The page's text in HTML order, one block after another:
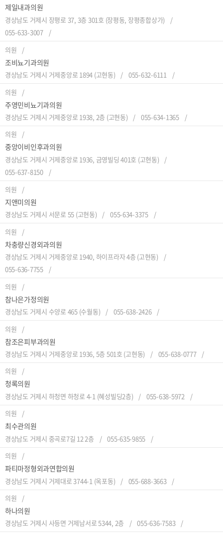
제일내과의원
경상남도 거제시 장평로 37, 3층 301호 (장평동, 장평종합상가)
055-633-3007
의원
조비뇨기과의원
경상남도 거제시 거제중앙로 1894 (고현동)
055-632-6111
의원
주영민비뇨기과의원
경상남도 거제시 거제중앙로 1938, 2층 (고현동)
055-634-1365
의원
중앙이비인후과의원
경상남도 거제시 거제중앙로 1936, 금영빌딩 401호 (고현동)
055-637-8150
의원
지앤미의원
경상남도 거제시 서문로 55 (고현동)
055-634-3375
의원
차충량신경외과의원
경상남도 거제시 거제중앙로 1940, 하이프라자 4층 (고현동)
055-636-7755
의원
참나은가정의원
경상남도 거제시 수양로 465 (수월동)
055-638-2426
의원
참조은피부과의원
경상남도 거제시 거제중앙로 1936, 5층 501호 (고현동)
055-638-0777
의원
청록의원
경상남도 거제시 하청면 하청로 4-1 (혜성빌딩2층)
055-638-5972
의원
최수관의원
경상남도 거제시 중곡로7길 12 2층
055-635-9855
의원
파티마정형외과연합의원
경상남도 거제시 거제대로 3744-1 (옥포동)
055-688-3663
의원
하나의원
경상남도 거제시 사등면 거제남서로 5344, 2층 055-636-7583